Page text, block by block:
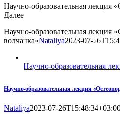
Научно-образовательная лекция
Далее
Научно-образовательная лекция
волчанка»Nataliya2023-07-
Научно-образовательная
Научно-образовательная лекция
Nataliya2023-07-26T15:48:34+03:00